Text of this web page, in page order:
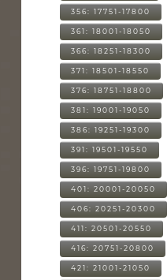
356: 17751-17800
361: 18001-18050
366: 18251-18300
371: 18501-18550
376: 18751-18800
381: 19001-19050
386: 19251-19300
391: 19501-19550
396: 19751-19800
401: 20001-20050
406: 20251-20300
411: 20501-20550
416: 20751-20800
421: 21001-21050